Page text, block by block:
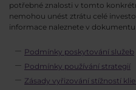
potřebné znalosti v tomto
nemohou unést ztrátu celé
informace naleznete v dokumentu
Podmínky poskytování služeb
Podmínky používání strategií
Zásady vyřizování stížností